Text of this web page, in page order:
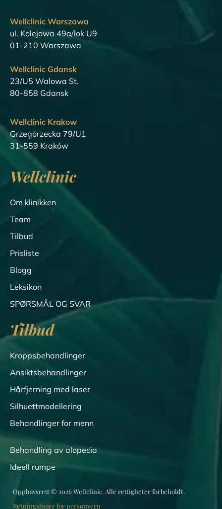
Wellclinic Warszawa
ul. Kolejowa 49a/lok U9
01-210 Warszawa
Wellclinic Gdansk
23/U5 Walowa St.
80-858 Gdansk
Wellclinic Krakow
Grzegórzecka 79/U1
31-559 Kraków
Wellclinic
Om klinikken
Team
Tilbud
Prisliste
Blogg
Leksikon
SPØRSMÅL OG SVAR
Tilbud
Kroppsbehandlinger
Ansiktsbehandlinger
Hårfjerning med laser
Silhuettmodellering
Behandlinger for menn
Behandling av alopecia
Ideell rumpe
Opphavsrett © 2026 Wellclinic. Alle rettigheter forbeholdt.
Retningslinjer for personvern